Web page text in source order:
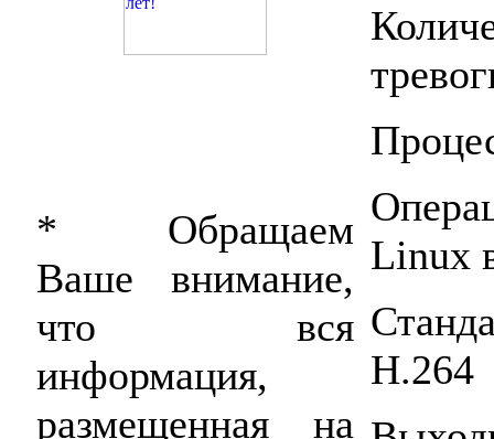
* Обращаем
Ваше внимание,
что вся
информация,
размещенная на
Linux
H.264